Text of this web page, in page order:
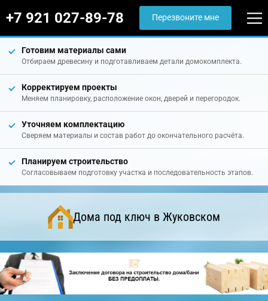
+7 921 027-89-78 Перезвоните мне
Готовим материалы сами
Отбираем древесину и подготавливаем детали домокомплекта.
Корректируем проекты
Меняем планировку, расположение окон, дверей и перегородок.
Уточняем комплектацию
Сверяем материалы и состав работ до окончательного расчёта.
Планируем строительство
Согласовываем подготовку участка и последовательность этапов.
Дома под ключ в Жуковском